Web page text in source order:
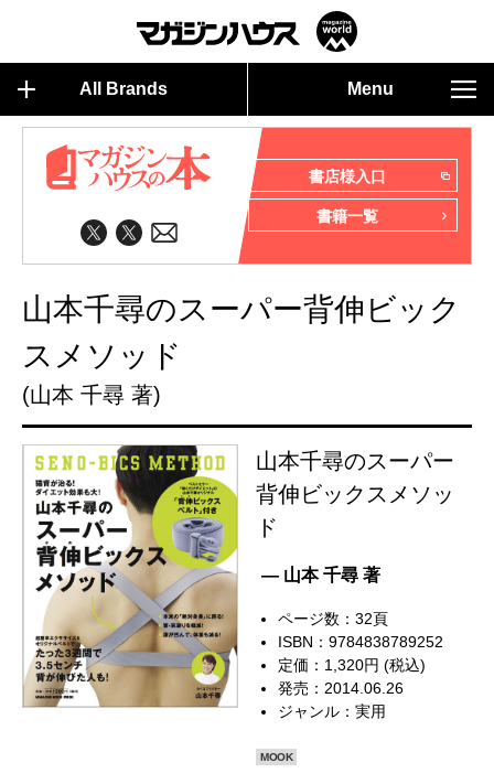
All Brands Menu
書店様入口
書籍一覧
山本千尋のスーパー背伸ビック
スメソッド
(山本 千尋 著)
山本千尋のスーパー
背伸ビックスメソッ
ド
— 山本 千尋 著
ページ数：32頁
ISBN：9784838789252
定価：1,320円 (税込)
発売：2014.06.26
ジャンル：実用
MOOK